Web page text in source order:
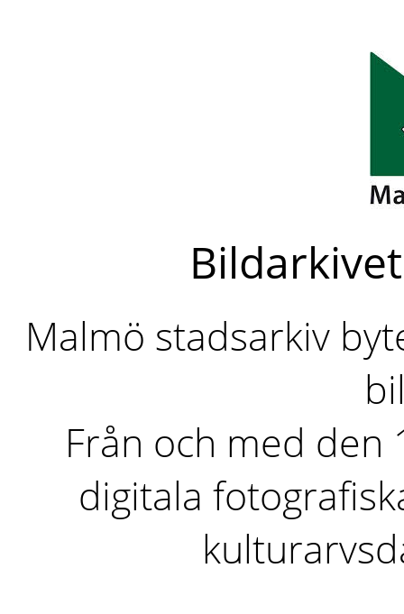
Malmö stadsarkiv
Från och med den
digitala